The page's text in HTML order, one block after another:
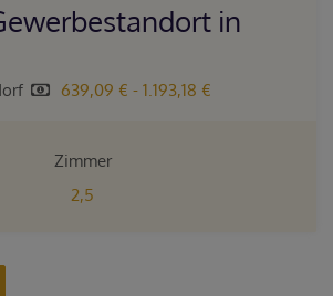
in
639,09 € - 1.193,18 €
Zimmer
2,5